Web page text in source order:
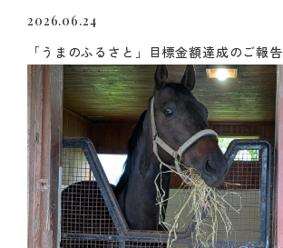
2026.06.24
「うまのふるさと」目標金額達成のご報告